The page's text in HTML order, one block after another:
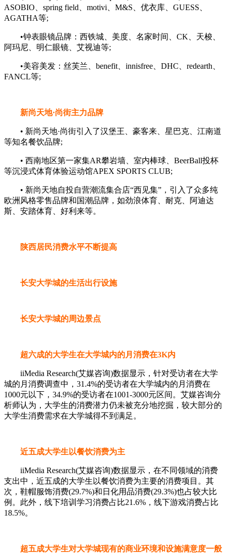
ASOBIO、spring field、motivi、M&S、优衣库、GUESS、
AGATHA等;
•钟表眼镜品牌：西铁城、美度、名家时间、CK、天梭、
阿玛尼、明仁眼镜、艾视迪等;
•美容美发：丝芙兰、benefit、innisfree、DHC、redearth、
FANCL等;
新尚天地·尚街主力品牌
• 新尚天地·尚街引入了汉堡王、豪客来、星巴克、江南道
等知名餐饮品牌;
• 西南地区第一家集AR攀岩墙、室内棒球、BeerBall投杯
等沉浸式体育体验运动馆APEX SPORTS CLUB;
• 新尚天地自投自营潮流集合店“西见集”，引入了众多纯
欧洲风格零售品牌和国潮品牌，如劲浪体育、耐克、阿迪达
斯、安踏体育、好利来等。
陕西居民消费水平不断提高
长安大学城的生活出行设施
长安大学城的周边景点
超六成的大学生在大学城内的月消费在3K内
iiMedia Research(艾媒咨询)数据显示，针对受访者在大学
城的月消费调查中，31.4%的受访者在大学城内的月消费在
1000元以下，34.9%的受访者在1001-3000元区间。艾媒咨询分
析师认为，大学生的消费潜力仍未被充分地挖掘，较大部分的
大学生消费需求在大学城得不到满足。
近五成大学生以餐饮消费为主
iiMedia Research(艾媒咨询)数据显示，在不同领域的消费
支出中，近五成的大学生以餐饮消费为主要的消费项目。其
次，鞋帽服饰消费(29.7%)和日化用品消费(29.3%)也占较大比
例。此外，线下培训学习消费占比21.6%，线下游戏消费占比
18.5%。
超五成大学生对大学城现有的商业环境和设施满意度一般